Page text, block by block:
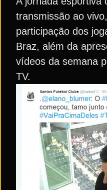
transmissão ao
participação dos
Braz, além da
vídeos da semana
TV.